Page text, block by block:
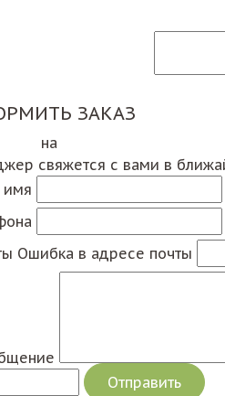
ЗАКАЗ
на
свяжется с вами в
имя
Ошибка в адресе почты